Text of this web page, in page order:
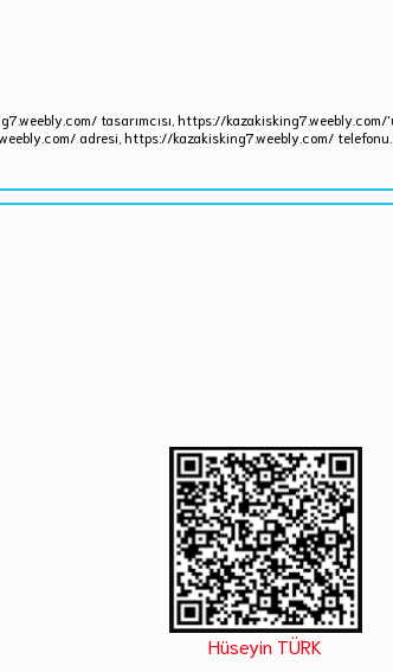
tasarımcısı, https://
adresi, https://kazakisking7.weebly.com/ telefonu.
Hüseyin TÜRK